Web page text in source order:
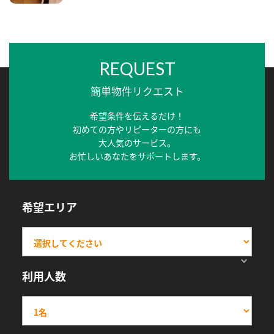
REQUEST
簡単物件リクエスト
希望条件を伝えるだけ！
初めての方やリピーターの方にも
大人気のサービス。
お忙しいあなたをサポートします。
希望エリア
利用人数